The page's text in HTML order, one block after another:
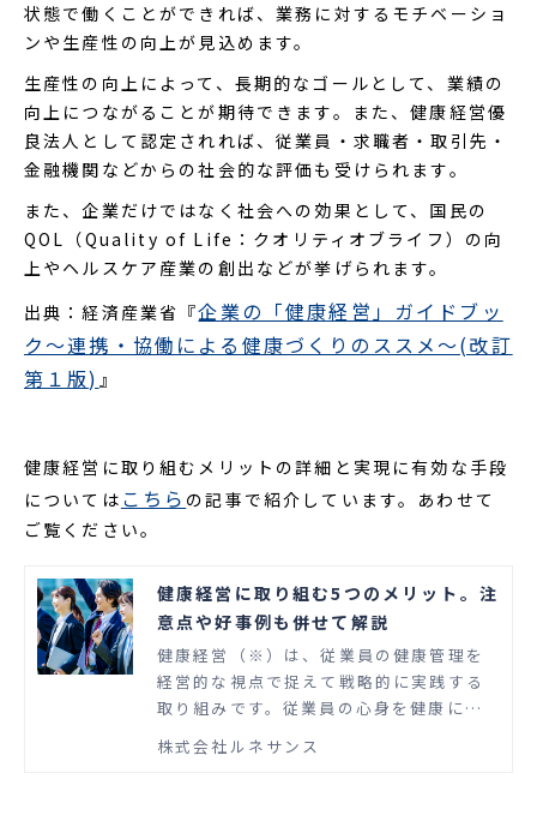
状態で働くことができれば、業務に対するモチベーショ
ンや生産性の向上が見込めます。
生産性の向上によって、長期的なゴールとして、業績の
向上につながることが期待できます。また、健康経営優
良法人として認定されれば、従業員・求職者・取引先・
金融機関などからの社会的な評価も受けられます。
また、企業だけではなく社会への効果として、国民の
QOL（Quality of Life：クオリティオブライフ）の向
上やヘルスケア産業の創出などが挙げられます。
出典：経済産業省『企業の「健康経営」ガイドブッ
ク～連携・協働による健康づくりのススメ～(改訂
第１版) 』
健康経営に取り組むメリットの詳細と実現に有効な手段
については こちら の記事で紹介しています。あわせて
ご覧ください。
健康経営に取り組む5つのメリット。注
意点や好事例も併せて解説
健康経営（※）は、従業員の健康管理を
経営的な視点で捉えて戦略的に実践する
取り組みです。従業員の心身を健康に保
ち、活力を持って仕事に取り組めるよう
にサポートすることは、企業にとってさ
株式会社ルネサンス